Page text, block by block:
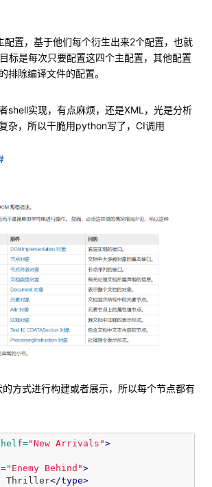
配置，基于他们每个衍生出来2个配置，也就
标是每次只要配置这四个主配置，其他配置
排除编译文件的配置。
shell实现，有点麻烦，还是XML，光是分析
杂，所以干脆用python写了，CI调用
方式进行构建或者展示，所以每个节点都有
"New Arrivals">
"Enemy Behind">
Thriller</type>